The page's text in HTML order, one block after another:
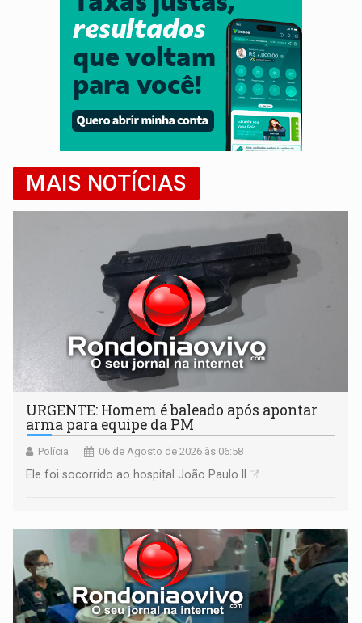
MAIS NOTÍCIAS
URGENTE: Homem é baleado após apontar
arma para equipe da PM
Polícia 06 de Agosto de 2026 às 06:58
Ele foi socorrido ao hospital João Paulo II